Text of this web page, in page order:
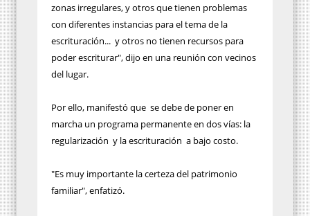
zonas irregulares, y otros que tienen problemas
con diferentes instancias para el tema de la
escrituración... y otros no tienen recursos para
poder escriturar", dijo en una reunión con vecinos
del lugar.
Por ello, manifestó que se debe de poner en
marcha un programa permanente en dos vías: la
regularización y la escrituración a bajo costo.
"Es muy importante la certeza del patrimonio
familiar", enfatizó.